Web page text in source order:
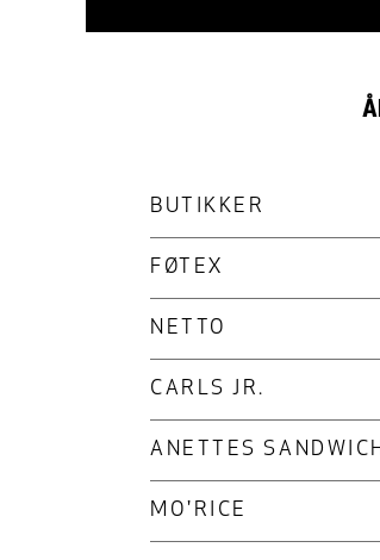
BUTIKKER
FØTEX
NETTO
CARLS JR.
ANETTES SANDWICH
MO'RICE